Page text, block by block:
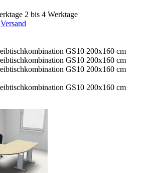
2 bis 4 Werktage
Versand